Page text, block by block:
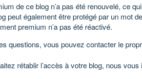
de ce blog n’a pas été renouvelé, ce
peut également être protégé par un mot
premium n’a pas été réactivé.
questions, vous pouvez contacter le
rétablir l’accès à votre blog, nous vous